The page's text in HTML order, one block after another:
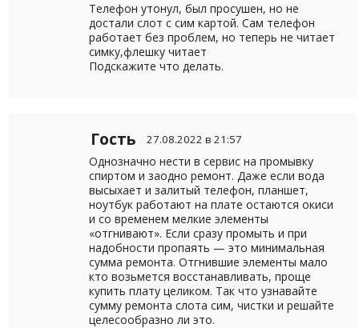
Телефон утонул, был просушен, но не
достали слот с сим картой. Сам телефон
работает без проблем, но теперь не читает
симку,флешку читает
Подскажите что делать.
Гость 27.08.2022 в 21:57
Однозначно нести в сервис на промывку
спиртом и заодно ремонт. Даже если вода
высыхает и залитый телефон, планшет,
ноутбук работают на плате остаются окиси
и со временем мелкие элементы
«отгнивают». Если сразу промыть и при
надобности пропаять — это минимальная
сумма ремонта. Отгнившие элементы мало
кто возьмется восстанавливать, проще
купить плату целиком. Так что узнавайте
сумму ремонта слота сим, чистки и решайте
целесообразно ли это.